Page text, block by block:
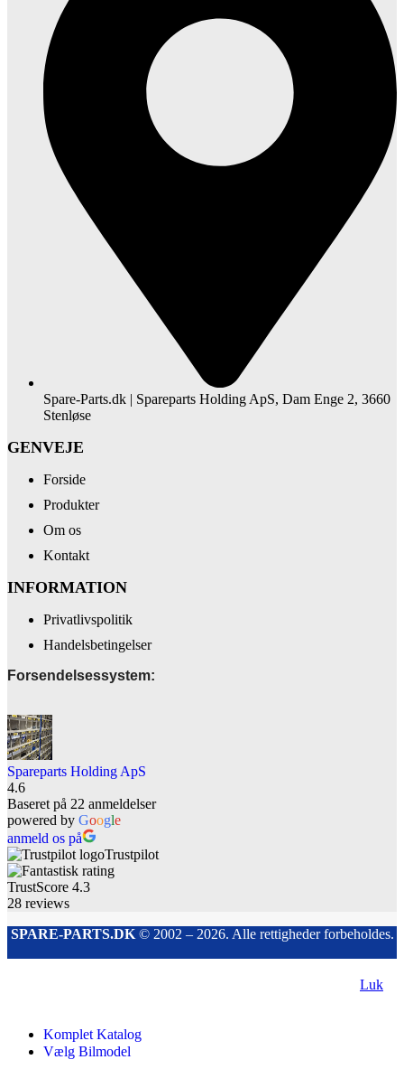
Spare-Parts.dk | Spareparts Holding ApS, Dam Enge 2, 3660
Stenløse
GENVEJE
Forside
Produkter
Om os
Kontakt
INFORMATION
Privatlivspolitik
Handelsbetingelser
Forsendelsessystem:
Spareparts Holding ApS
4.6
Baseret på 22 anmeldelser
powered by Google
anmeld os på
Trustpilot
TrustScore 4.3
28 reviews
SPARE-PARTS.DK© 2002 – 2026. Alle rettigheder forbeholdes.
Luk
Komplet Katalog
Vælg Bilmodel